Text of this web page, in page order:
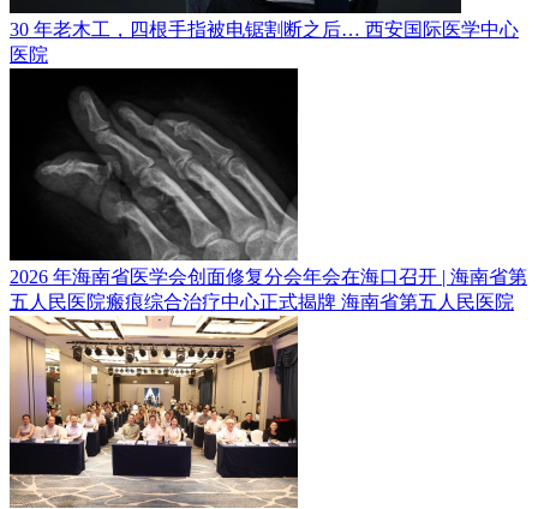
30 年老木工，四根手指被电锯割断之后… 西安国际医学中心
医院
2026 年海南省医学会创面修复分会年会在海口召开 | 海南省第
五人民医院瘢痕综合治疗中心正式揭牌 海南省第五人民医院